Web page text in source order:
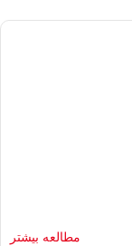
مطالعه بیشتر